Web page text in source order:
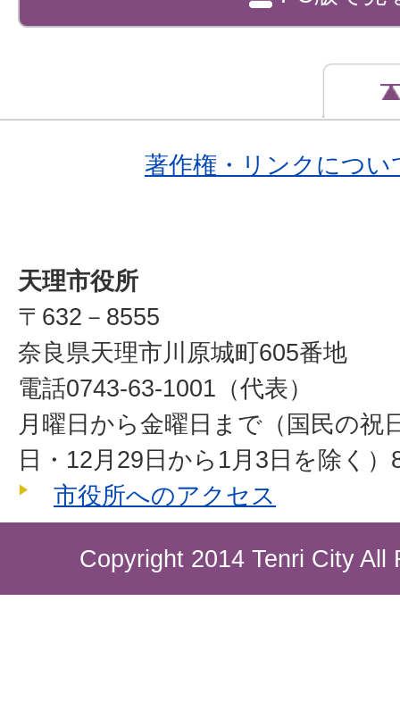
著作権・リンクについ
天理市役所
〒632－8555
奈良県天理市川原城町605番地
電話0743-63-1001（代表）
月曜日から金曜日まで（国民の祝
日・12月29日から1月3日を除く
市役所へのアクセス
Copyright 2014 Tenri City All